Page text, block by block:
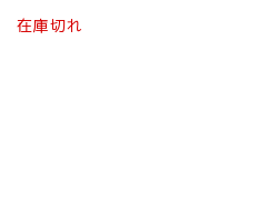
在庫切れ